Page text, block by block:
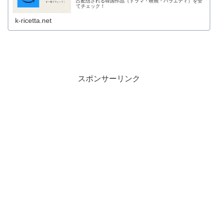
てチェック！
k-ricetta.net
スポンサーリンク